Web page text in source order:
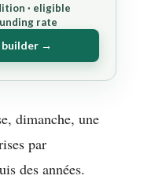
· eligible
rate
builder →
dimanche, une
par
des années.